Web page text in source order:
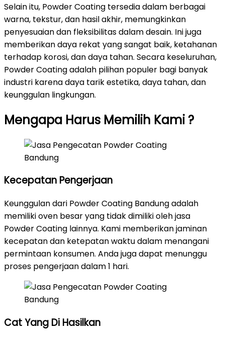
Selain itu, Powder Coating tersedia dalam berbagai
warna, tekstur, dan hasil akhir, memungkinkan
penyesuaian dan fleksibilitas dalam desain. Ini juga
memberikan daya rekat yang sangat baik, ketahanan
terhadap korosi, dan daya tahan. Secara keseluruhan,
Powder Coating adalah pilihan populer bagi banyak
industri karena daya tarik estetika, daya tahan, dan
keunggulan lingkungan.
Mengapa Harus Memilih Kami ?
Kecepatan Pengerjaan
Keunggulan dari Powder Coating Bandung adalah
memiliki oven besar yang tidak dimiliki oleh jasa
Powder Coating lainnya. Kami memberikan jaminan
kecepatan dan ketepatan waktu dalam menangani
permintaan konsumen. Anda juga dapat menunggu
proses pengerjaan dalam 1 hari.
Cat Yang Di Hasilkan